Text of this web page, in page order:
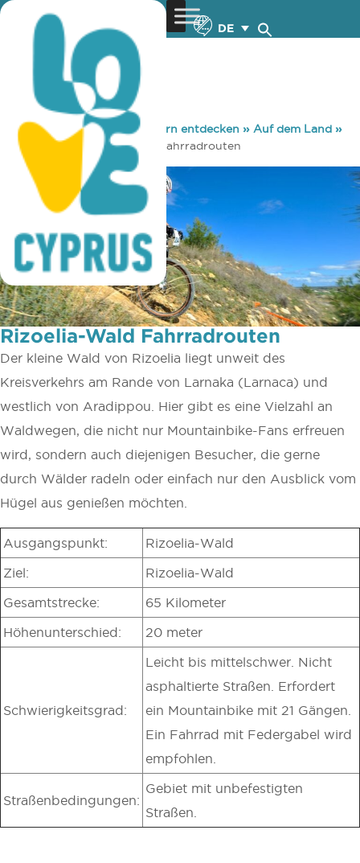
DE
You are here: Home »Zypern entdecken » Auf dem Land »
Radsport
Rizoelia-Wald Fahrradrouten
Rizoelia-Wald Fahrradrouten
Der kleine Wald von Rizoelia liegt unweit des
Kreisverkehrs am Rande von Larnaka (Larnaca) und
westlich von Aradippou. Hier gibt es eine Vielzahl an
Waldwegen, die nicht nur Mountainbike-Fans erfreuen
wird, sondern auch diejenigen Besucher, die gerne
durch Wälder radeln oder einfach nur den Ausblick vom
Hügel aus genießen möchten.
Ausgangspunkt: Rizoelia-Wald
Ziel: Rizoelia-Wald
Gesamtstrecke: 65 Kilometer
Höhenunterschied: 20 meter
Schwierigkeitsgrad:
Leicht bis mittelschwer. Nicht
asphaltierte Straßen. Erfordert
ein Mountainbike mit 21 Gängen.
Ein Fahrrad mit Federgabel wird
empfohlen.
Straßenbedingungen:
Gebiet mit unbefestigten
Straßen.